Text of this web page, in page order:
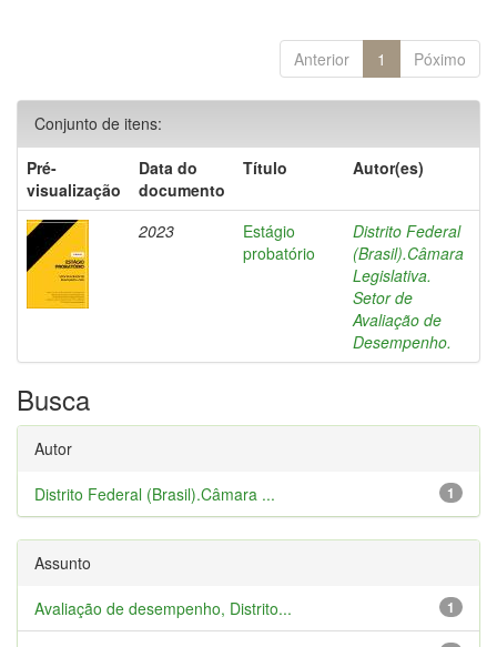
Anterior 1 Póximo
Conjunto de itens:
Pré-
visualização
Data do
documento
Título Autor(es)
2023
Estágio
probatório
Distrito Federal
(Brasil).Câmara
Legislativa.
Setor de
Avaliação de
Desempenho.
Busca
Autor
1
Distrito Federal (Brasil).Câmara ...
Assunto
1
Avaliação de desempenho, Distrito...